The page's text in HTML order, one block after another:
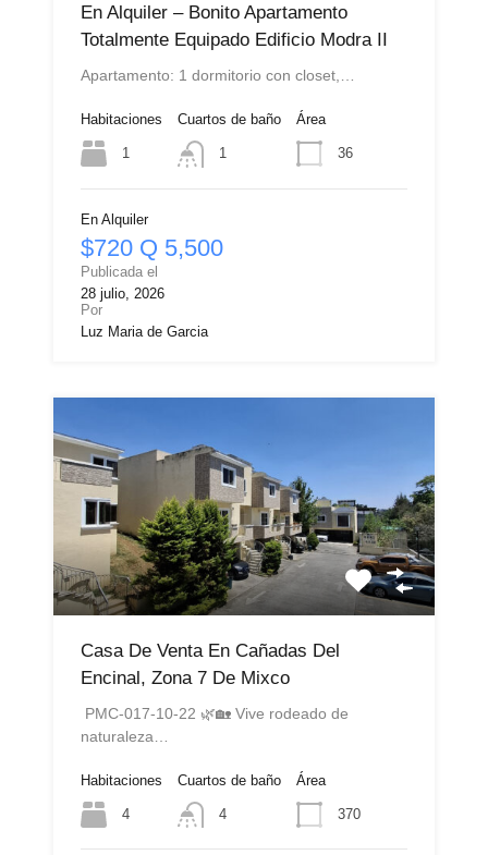
En Alquiler – Bonito Apartamento
Totalmente Equipado Edificio Modra II
Apartamento: 1 dormitorio con closet,…
Habitaciones
1
Cuartos de baño
1
Área
36
En Alquiler
$720 Q 5,500
Publicada el
28 julio, 2026
Por
Luz Maria de Garcia
Casa De Venta En Cañadas Del
Encinal, Zona 7 De Mixco
PMC-017-10-22 🌿🏡 Vive rodeado de
naturaleza…
Habitaciones
4
Cuartos de baño
4
Área
370